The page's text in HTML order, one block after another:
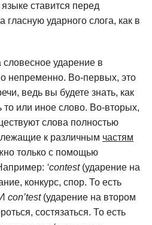
ставится перед
ударного слога, как в
ударение в
непременно. Во-первых, это
ведь вы будете знать, как
то или иное слово. Во-вторых,
слова полностью
к различным частям
только с помощью
‘contest(ударение на
конкурс, спор. То есть
con’test(ударение на втором
состязаться. То есть